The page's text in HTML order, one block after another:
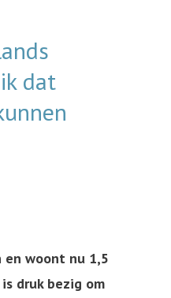
dat
en woont nu 1,5
druk bezig om